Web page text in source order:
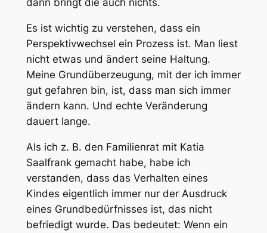
dann bringt die auch nichts.
Es ist wichtig zu verstehen, dass ein
Perspektivwechsel ein Prozess ist. Man liest
nicht etwas und ändert seine Haltung.
Meine Grundüberzeugung, mit der ich immer
gut gefahren bin, ist, dass man sich immer
ändern kann. Und echte Veränderung
dauert lange.
Als ich z. B. den Familienrat mit Katia
Saalfrank gemacht habe, habe ich
verstanden, dass das Verhalten eines
Kindes eigentlich immer nur der Ausdruck
eines Grundbedürfnisses ist, das nicht
befriedigt wurde. Das bedeutet: Wenn ein